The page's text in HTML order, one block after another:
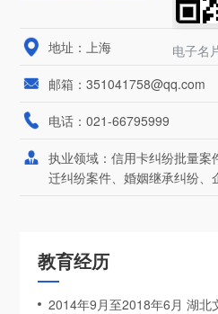
电子名
地址：上海
邮箱：351041758@qq.com
电话：021-66795999
执业领域：信用卡纠纷批量
迁纠纷案件、婚姻继承纠纷、
教育经历
2014年9月至2018年6月 湖北